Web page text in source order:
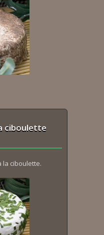
ciboulette
la ciboulette.